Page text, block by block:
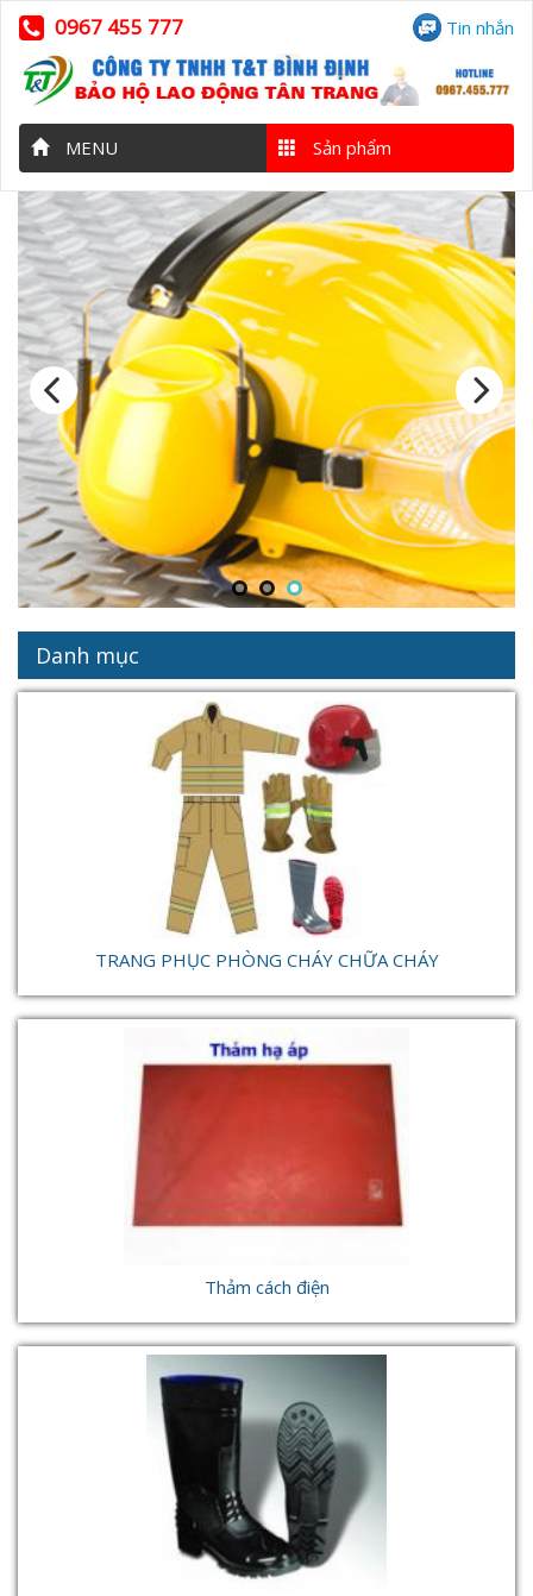
0967 455 777 Tin nhắn
MENU Sản phẩm
Danh mục
TRANG PHỤC PHÒNG CHÁY CHỮA CHÁY
Thảm cách điện